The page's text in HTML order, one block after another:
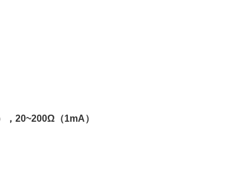
20~200Ω（1mA）